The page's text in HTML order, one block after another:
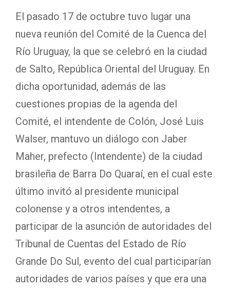
El pasado 17 de octubre tuvo lugar una
nueva reunión del Comité de la Cuenca del
Río Uruguay, la que se celebró en la ciudad
de Salto, República Oriental del Uruguay. En
dicha oportunidad, además de las
cuestiones propias de la agenda del
Comité, el intendente de Colón, José Luis
Walser, mantuvo un diálogo con Jaber
Maher, prefecto (Intendente) de la ciudad
brasileña de Barra Do Quaraí, en el cual este
último invitó al presidente municipal
colonense y a otros intendentes, a
participar de la asunción de autoridades del
Tribunal de Cuentas del Estado de Río
Grande Do Sul, evento del cual participarían
autoridades de varios países y que era una